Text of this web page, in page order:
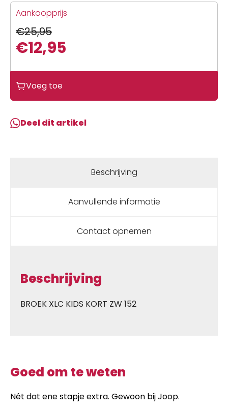
Aankoopprijs
€25,95
prijs
was:
€25,95.
€12,95
prijs
is:
€12,95.
Voeg toe
Deel dit artikel
Beschrijving
Aanvullende informatie
Contact opnemen
Beschrijving
BROEK XLC KIDS KORT ZW 152
Goed om te weten
Nét dat ene stapje extra. Gewoon bij Joop.